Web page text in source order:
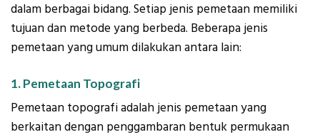
dalam berbagai bidang. Setiap jenis pemetaan memiliki
tujuan dan metode yang berbeda. Beberapa jenis
pemetaan yang umum dilakukan antara lain:
1. Pemetaan Topografi
Pemetaan topografi adalah jenis pemetaan yang
berkaitan dengan penggambaran bentuk permukaan